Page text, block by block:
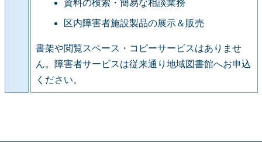
資料の検索・簡易な相談業務
区内障害者施設製品の展示＆販売
書架や閲覧スペース・コピーサービスはありませ
ん。障害者サービスは従来通り地域図書館へお申込
ください。